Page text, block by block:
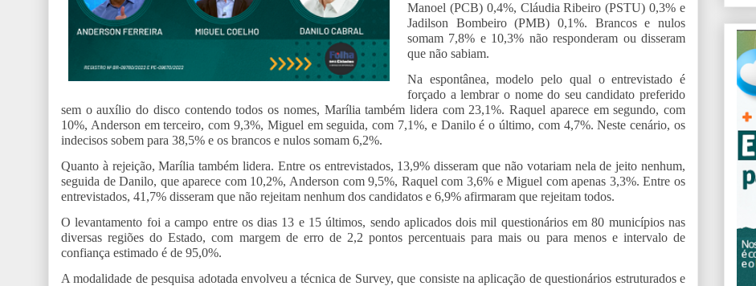
Manoel (PCB) 0,4%, Cláudia Ribeiro (PSTU) 0,3% e
Jadilson Bombeiro (PMB) 0,1%. Brancos e nulos
somam 7,8% e 10,3% não responderam ou disseram
que não sabiam.
Na espontânea, modelo pelo qual o entrevistado é
forçado a lembrar o nome do seu candidato preferido
sem o auxílio do disco contendo todos os nomes, Marília também lidera com 23,1%. Raquel aparece em segundo, com
10%, Anderson em terceiro, com 9,3%, Miguel em seguida, com 7,1%, e Danilo é o último, com 4,7%. Neste cenário, os
indecisos sobem para 38,5% e os brancos e nulos somam 6,2%.
Quanto à rejeição, Marília também lidera. Entre os entrevistados, 13,9% disseram que não votariam nela de jeito nenhum,
seguida de Danilo, que aparece com 10,2%, Anderson com 9,5%, Raquel com 3,6% e Miguel com apenas 3,3%. Entre os
entrevistados, 41,7% disseram que não rejeitam nenhum dos candidatos e 6,9% afirmaram que rejeitam todos.
O levantamento foi a campo entre os dias 13 e 15 últimos, sendo aplicados dois mil questionários em 80 municípios nas
diversas regiões do Estado, com margem de erro de 2,2 pontos percentuais para mais ou para menos e intervalo de
confiança estimado é de 95,0%.
A modalidade de pesquisa adotada envolveu a técnica de Survey, que consiste na aplicação de questionários estruturados e